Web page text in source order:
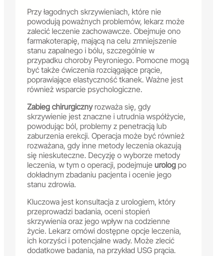
Przy łagodnych skrzywieniach, które nie
powodują poważnych problemów, lekarz może
zalecić leczenie zachowawcze. Obejmuje ono
farmakoterapię, mającą na celu zmniejszenie
stanu zapalnego i bólu, szczególnie w
przypadku choroby Peyroniego. Pomocne mogą
być także ćwiczenia rozciągające prącie,
poprawiające elastyczność tkanek. Ważne jest
również wsparcie psychologiczne.
Zabieg chirurgicznyrozważa się, gdy
skrzywienie jest znaczne i utrudnia współżycie,
powodując ból, problemy z penetracją lub
zaburzenia erekcji. Operacja może być również
rozważana, gdy inne metody leczenia okazują
się nieskuteczne. Decyzję o wyborze metody
leczenia, w tym o operacji, podejmuje urolog po
dokładnym zbadaniu pacjenta i ocenie jego
stanu zdrowia.
Kluczowa jest konsultacja z urologiem, który
przeprowadzi badania, oceni stopień
skrzywienia oraz jego wpływ na codzienne
życie. Lekarz omówi dostępne opcje leczenia,
ich korzyści i potencjalne wady. Może zlecić
dodatkowe badania, na przykład USG prącia.